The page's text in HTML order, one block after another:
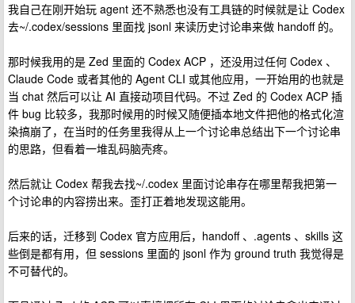
我自己在刚开始玩 agent 还不熟悉也没有工具链的时候就是让 Codex
去~/.codex/sessions 里面找 jsonl 来读历史讨论串来做 handoff 的。
那时候我用的是 Zed 里面的 Codex ACP ，还没用过任何 Codex 、
Claude Code 或者其他的 Agent CLI 或其他应用，一开始用的也就是
当 chat 然后可以让 AI 直接动项目代码。不过 Zed 的 Codex ACP 插
件 bug 比较多，我那时候用的时候又随便插本地文件把他的格式化渲
染搞崩了，在当时的任务里我得从上一个讨论串总结出下一个讨论串
的思路，但看着一堆乱码脑壳疼。
然后就让 Codex 帮我去找~/.codex 里面讨论串存在哪里帮我把第一
个讨论串的内容捞出来。歪打正着地发现这能用。
后来的话，迁移到 Codex 官方应用后，handoff 、.agents 、skills 这
些倒是都有用，但 sessions 里面的 jsonl 作为 ground truth 我觉得是
不可替代的。